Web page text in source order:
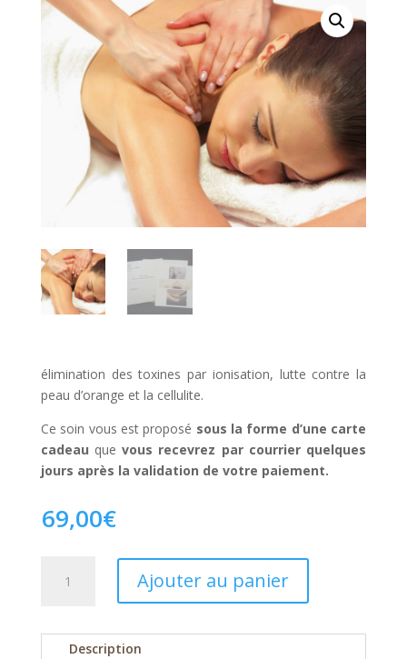
élimination des toxines par ionisation, lutte contre la
peau d’orange et la cellulite.
Ce soin vous est proposé sous la forme d’une carte
cadeau quevous recevrez par courrier quelques
jours après la validation de votre paiement.
69,00€
Dermionologie
Ajouter au panier
Description